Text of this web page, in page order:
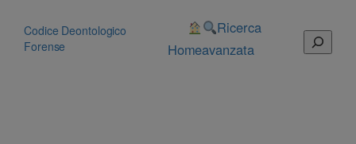
contenuto
Codice Deontologico
Forense
Home
Ricerca
avanzata
Cerca